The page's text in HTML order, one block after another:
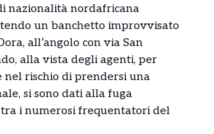
nazionalità nordafricana
un banchetto improvvisato
all’angolo con via San
alla vista degli agenti, per
nel rischio di prendersi una
si sono dati alla fuga
i numerosi frequentatori del